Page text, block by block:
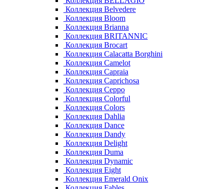
Коллекция Belvedere
Коллекция Bloom
Коллекция Brianna
Коллекция BRITANNIC
Коллекция Brocart
Коллекция Calacatta Borghini
Коллекция Camelot
Коллекция Capraia
Коллекция Caprichosa
Коллекция Ceppo
Коллекция Colorful
Коллекция Colors
Коллекция Dahlia
Коллекция Dance
Коллекция Dandy
Коллекция Delight
Коллекция Duma
Коллекция Dynamic
Коллекция Eight
Коллекция Emerald Onix